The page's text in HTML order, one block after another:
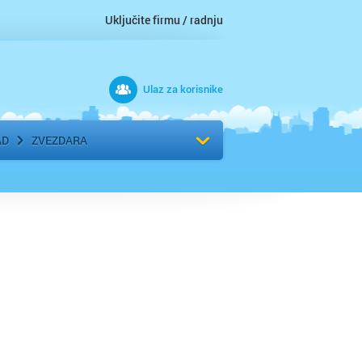
Uključite firmu / radnju
Ulaz za korisnike
ZVEZDARA